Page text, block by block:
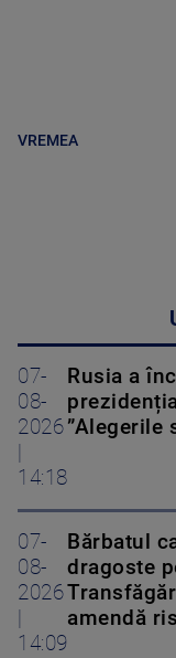
VREMEA
07-
08-
2026
14:18
Rusia a
”Alegerile
07-
08-
2026
14:09
Bărbatul
dragoste
amendă